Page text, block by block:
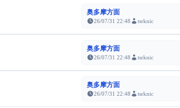
奥多摩方面
26/07/31 22:48 tsrknic
奥多摩方面
26/07/31 22:48 tsrknic
奥多摩方面
26/07/31 22:48 tsrknic